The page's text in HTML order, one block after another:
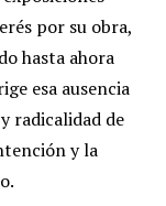
por su obra,
hasta ahora
esa ausencia
radicalidad de
y la